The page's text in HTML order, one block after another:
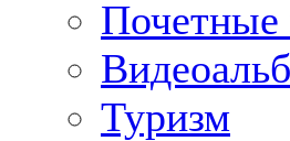
Почетные
Туризм